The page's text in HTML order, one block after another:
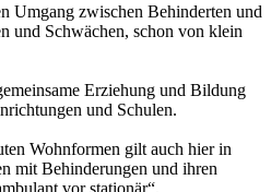
Umgang zwischen Behinderten und
und Schwächen, schon von klein
Erziehung und Bildung
und Schulen.
Wohnformen gilt auch hier in
mit Behinderungen und ihren